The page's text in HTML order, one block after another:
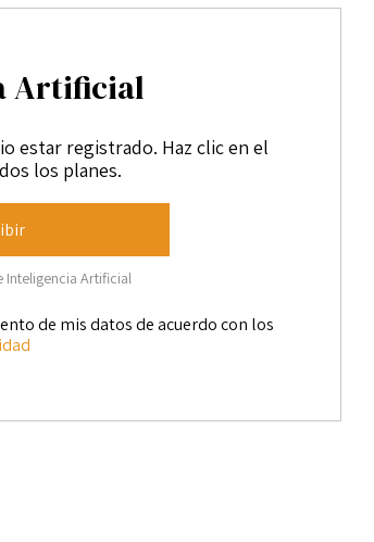
Artificial
estar registrado. Haz clic en el
los planes.
Inteligencia Artificial
de mis datos de acuerdo con los